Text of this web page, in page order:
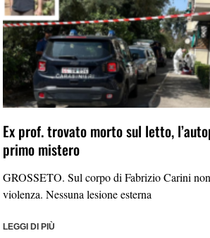
Ex prof. trovato morto sul letto,
primo mistero
GROSSETO. Sul corpo di Fabrizio Carini
violenza. Nessuna lesione esterna
LEGGI DI PIÙ